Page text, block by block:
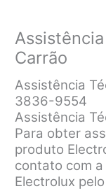
Carrão
Assistência
3836-9554
Assistência
Para obter
produto
contato com
Electrolux